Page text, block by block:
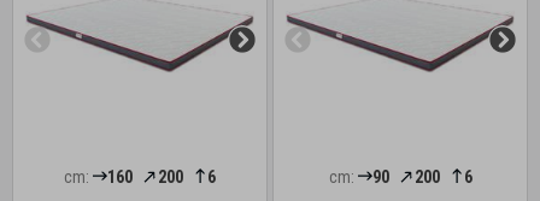
cm: 160 200
6
cm: 90 200
6